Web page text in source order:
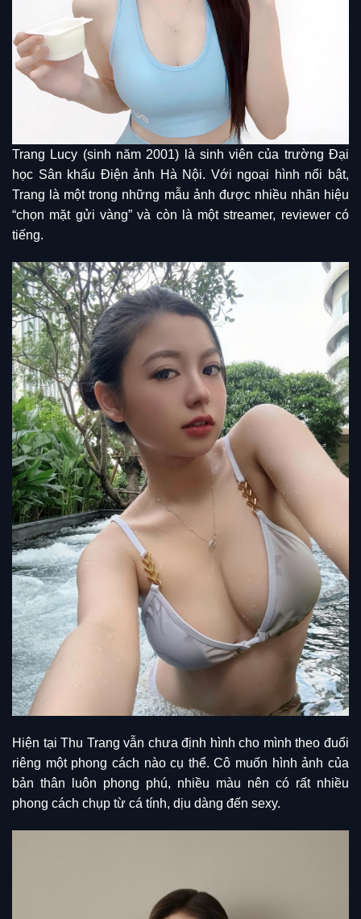
Trang Lucy (sinh năm 2001) là sinh viên của trường Đại
học Sân khấu Điện ảnh Hà Nội. Với ngoại hình nổi bật,
Trang là một trong những mẫu ảnh được nhiều nhãn hiệu
“chọn mặt gửi vàng” và còn là một streamer, reviewer có
tiếng.
Hiện tại Thu Trang vẫn chưa định hình cho mình theo đuổi
riêng một phong cách nào cụ thể. Cô muốn hình ảnh của
bản thân luôn phong phú, nhiều màu nên có rất nhiều
phong cách chụp từ cá tính, dịu dàng đến sexy.